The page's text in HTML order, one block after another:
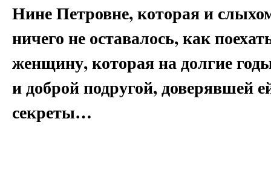
Нине Петровне, которая и
ничего не оставалось, как
женщину, которая на долгие
и доброй подругой, доверявшей
секреты…